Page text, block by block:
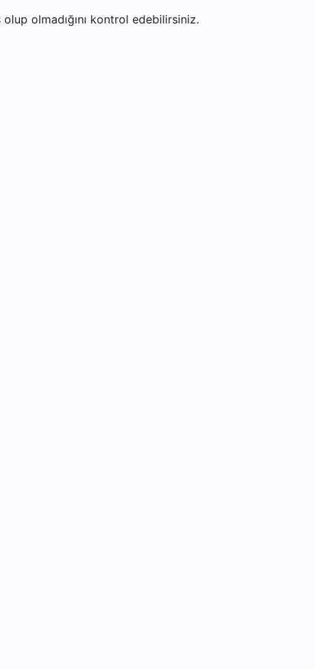
olmadığını kontrol edebilirsiniz.